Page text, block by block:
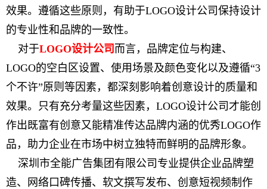
效果。遵循这些原则，有助于LOGO设计公司保持设计
的专业性和品牌的一致性。
对于LOGO设计公司 而言，品牌定位与构建、
LOGO的空白区设置、使用场景及颜色变化以及遵循“3
个不许”原则等因素，都深刻影响着创意设计的质量和
效果。只有充分考量这些因素，LOGO设计公司才能创
作出既富有创意又能精准传达品牌内涵的优秀LOGO作
品，助力企业在市场中树立独特而鲜明的品牌形象。
深圳市全能广告集团有限公司专业提供企业品牌塑
造、网络口碑传播、软文撰写发布、创意短视频制作